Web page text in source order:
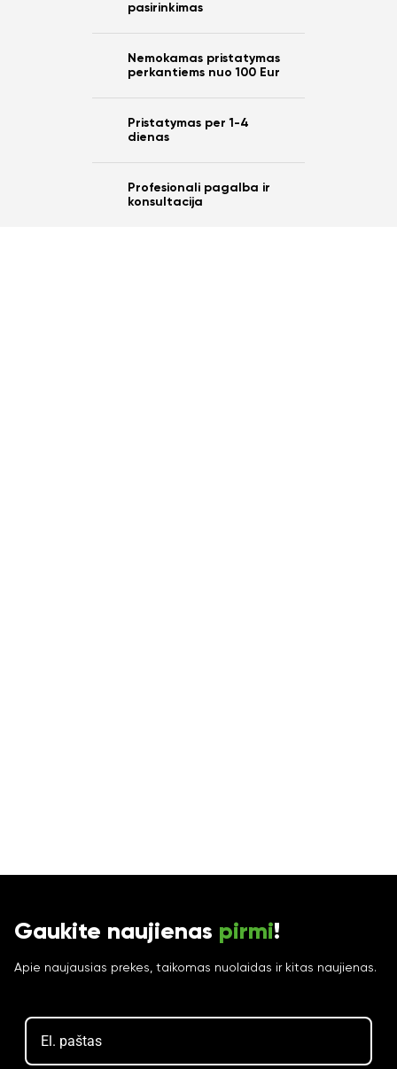
pasirinkimas
Nemokamas pristatymas
perkantiems nuo 100 Eur
Pristatymas per 1-4
dienas
Profesionali pagalba ir
konsultacija
Gaukite naujienas pirmi!
Apie naujausias prekes, taikomas nuolaidas ir kitas naujienas.